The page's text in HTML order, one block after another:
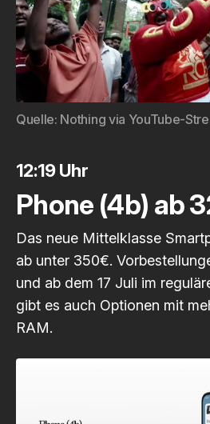
Quelle: Nothing via YouTube-
12:19 Uhr
Phone (4b) ab
Das neue Mittelklasse
ab unter 350€.
und ab dem 17 Juli im
gibt es auch Optionen mit
RAM.